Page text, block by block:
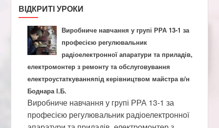
ВІДКРИТІ УРОКИ
Виробниче навчання у групі РРА 13-1 за
професією регулювальник
радіоелектронної апаратури та приладів,
електромонтер з ремонту та обслуговування
електроустаткуванняпід керівництвом майстра в/н
Боднара І.Б.
Виробниче навчання у групі РРА 13-1 за
професією регулювальник радіоелектронної